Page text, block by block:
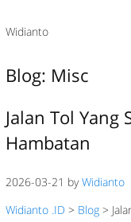
Widianto
Blog: Misc
Jalan Tol Yang
Hambatan
2026-03-21 byWidianto
Widianto .ID > Blog >